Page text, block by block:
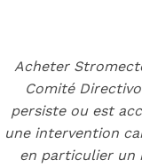
OECD
Mineral Supply
Acheter
Comité
persiste ou est
une intervention
en particulier un